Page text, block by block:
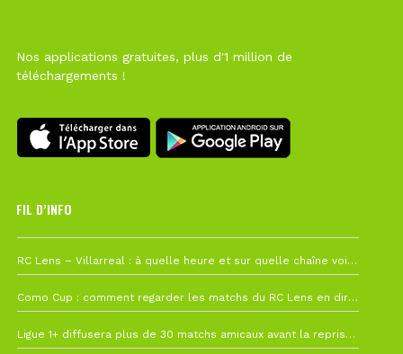
Nos applications gratuites, plus d'1 million de
téléchargements !
FIL D’INFO
RC Lens – Villarreal : à quelle heure et sur quelle chaîne voir la finale de la Como Cup ?
Como Cup : comment regarder les matchs du RC Lens en direct ?
Ligue 1+ diffusera plus de 30 matchs amicaux avant la reprise de la Ligue 1